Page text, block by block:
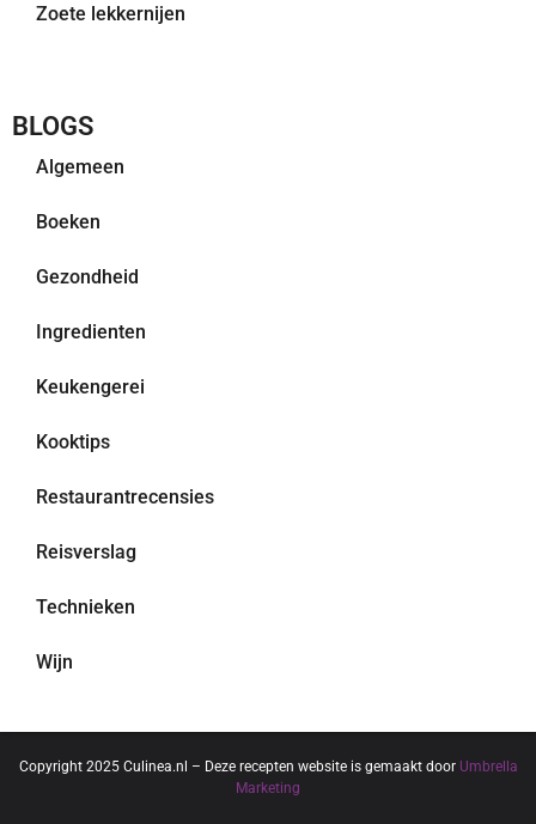
Zoete lekkernijen
BLOGS
Algemeen
Boeken
Gezondheid
Ingredienten
Keukengerei
Kooktips
Restaurantrecensies
Reisverslag
Technieken
Wijn
Copyright 2025 Culinea.nl – Deze recepten website is gemaakt door Umbrella
Marketing